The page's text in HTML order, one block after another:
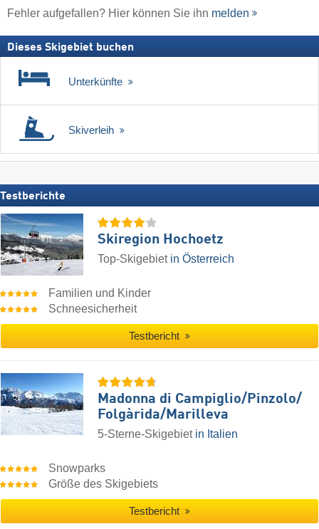
Fehler aufgefallen? Hier können Sie ihn melden
Dieses Skigebiet buchen
Unterkünfte
Skiverleih
Testberichte
Skiregion Hochoetz
Top-Skigebiet in Österreich
Familien und Kinder
Schneesicherheit
Testbericht
Madonna di Campiglio/​Pinzolo/​
Folgàrida/​Marilleva
5-Sterne-Skigebiet in Italien
Snowparks
Größe des Skigebiets
Testbericht